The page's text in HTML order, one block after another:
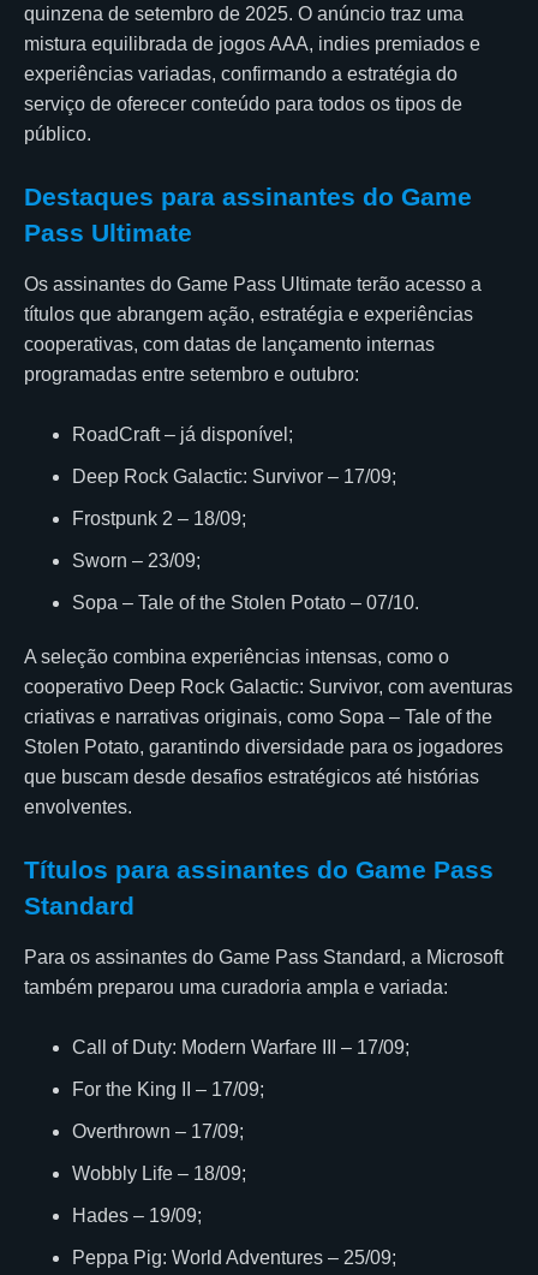
quinzena de setembro de 2025. O anúncio traz uma
mistura equilibrada de jogos AAA, indies premiados e
experiências variadas, confirmando a estratégia do
serviço de oferecer conteúdo para todos os tipos de
público.
Destaques para assinantes do Game
Pass Ultimate
Os assinantes do Game Pass Ultimate terão acesso a
títulos que abrangem ação, estratégia e experiências
cooperativas, com datas de lançamento internas
programadas entre setembro e outubro:
RoadCraft – já disponível;
Deep Rock Galactic: Survivor – 17/09;
Frostpunk 2 – 18/09;
Sworn – 23/09;
Sopa – Tale of the Stolen Potato – 07/10.
A seleção combina experiências intensas, como o
cooperativo Deep Rock Galactic: Survivor, com aventuras
criativas e narrativas originais, como Sopa – Tale of the
Stolen Potato, garantindo diversidade para os jogadores
que buscam desde desafios estratégicos até histórias
envolventes.
Títulos para assinantes do Game Pass
Standard
Para os assinantes do Game Pass Standard, a Microsoft
também preparou uma curadoria ampla e variada:
Call of Duty: Modern Warfare III – 17/09;
For the King II – 17/09;
Overthrown – 17/09;
Wobbly Life – 18/09;
Hades – 19/09;
Peppa Pig: World Adventures – 25/09;